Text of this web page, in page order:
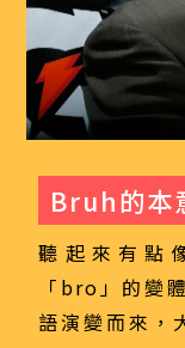
Bruh的本
聽起來有點
「bro」的變
語演變而來，